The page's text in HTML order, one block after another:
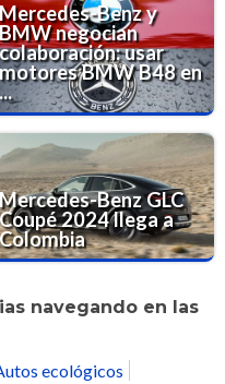
Mercedes-Benz y
BMW negocian
colaboración: usar
motores BMW B48 en
...
Mercedes-Benz GLC
Coupé 2024 llega a
Colombia
navegando en las
ecológicos